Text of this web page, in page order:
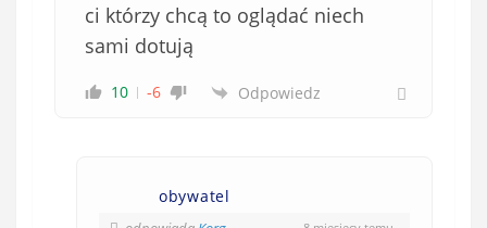
ci którzy chcą to oglądać niech
sami dotują
10 -6 Odpowiedz
obywatel